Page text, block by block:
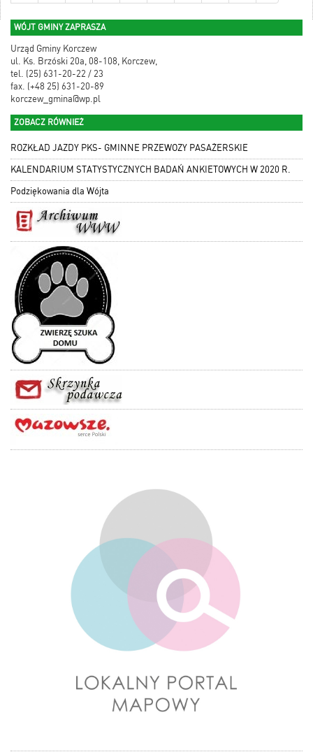
WÓJT GMINY ZAPRASZA
Urząd Gminy Korczew
ul. Ks. Brzóski 20a, 08-108, Korczew,
tel. (25) 631-20-22 / 23
fax. (+48 25) 631-20-89
korczew_gmina@wp.pl
ZOBACZ RÓWNIEŻ
ROZKŁAD JAZDY PKS- GMINNE PRZEWOZY PASAŻERSKIE
KALENDARIUM STATYSTYCZNYCH BADAŃ ANKIETOWYCH W 2020 R.
Podziękowania dla Wójta